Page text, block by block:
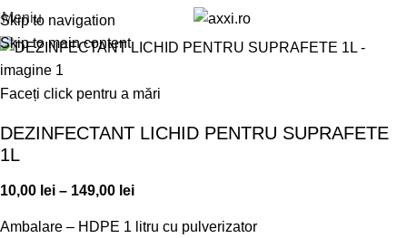
Skip to navigation
Skip to main content
Meniu
Faceți click pentru a mări
DEZINFECTANT LICHID PENTRU SUPRAFETE
1L
10,00 lei – 149,00 lei
Ambalare – HDPE 1 litru cu pulverizator